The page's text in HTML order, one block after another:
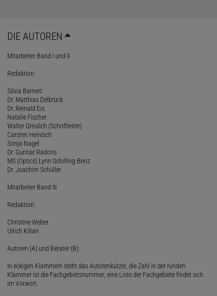
DIE AUTOREN
Mitarbeiter Band I und II
Redaktion:
Silvia Barnert
Dr. Matthias Delbrück
Dr. Reinald Eis
Natalie Fischer
Walter Greulich (Schriftleiter)
Carsten Heinisch
Sonja Nagel
Dr. Gunnar Radons
MS (Optics) Lynn Schilling-Benz
Dr. Joachim Schüller
Mitarbeiter Band III
Redaktion:
Christine Weber
Ulrich Kilian
Autoren (A) und Berater (B):
In eckigen Klammern steht das Autorenkürzel, die Zahl in der runden
Klammer ist die Fachgebietsnummer; eine Liste der Fachgebiete findet sich
im Vorwort.